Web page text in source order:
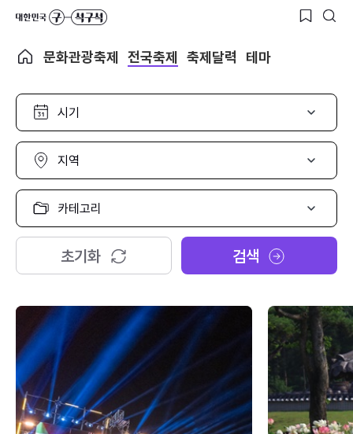
문화관광축제 전국축제 축제달력 테마
시
선
택
지
선
택
카
고
리
택
초기화 검색